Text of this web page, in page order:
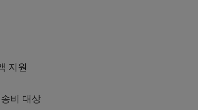
지원
비 대상